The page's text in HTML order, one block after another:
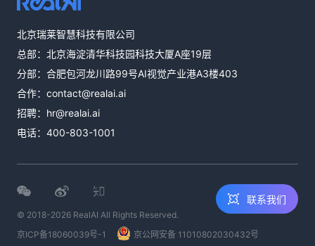
北京瑞莱智慧科技有限公司
总部：北京海淀清华科技园科技大厦A座19层
分部：合肥包河龙川路99号AI视觉产业港A3楼403
合作： contact@realai.ai
招聘： hr@realai.ai
电话： 400-803-1001
© 2018-2026 RealAI All Rights Reserved.
京ICP备18060039号-1
京公网安备 11010802030432号
联系我们
邮件咨询
contact@realai.ai